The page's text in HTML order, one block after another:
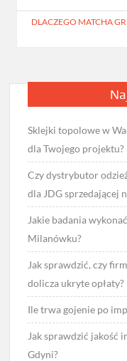
DLACZEGO MATCHA
Sklejki topolowe w
dla Twojego projektu?
Czy dystrybutor
dla JDG sprzedającej
Jakie badania
Milanówku?
Jak sprawdzić, czy
dolicza ukryte opłaty?
Ile trwa gojenie po
Jak sprawdzić jakość
Gdyni?